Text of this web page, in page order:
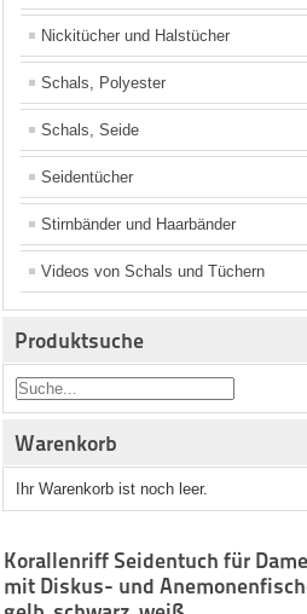
Nickitücher und Halstücher
Schals, Polyester
Schals, Seide
Seidentücher
Stirnbänder und Haarbänder
Videos von Schals und Tüchern
Produktsuche
Warenkorb
Ihr Warenkorb ist noch leer.
Korallenriff Seidentuch für
mit Diskus- und